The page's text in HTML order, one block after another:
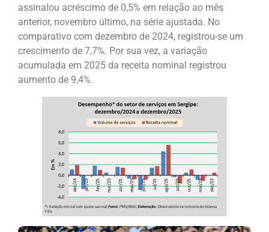
assinalou acréscimo de 0,5% em relação ao mês
anterior, novembro último, na série ajustada. No
comparativo com dezembro de 2024, registrou-se um
crescimento de 7,7%. Por sua vez, a variação
acumulada em 2025 da receita nominal registrou
aumento de 9,4%.